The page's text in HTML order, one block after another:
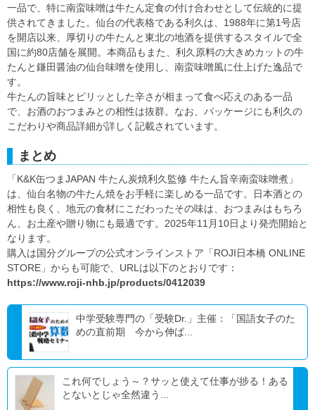
一品で、特に南蛮味噌は牛たん定食の付け合わせとして伝統的に提
供されてきました。仙台の代表格である利久は、1988年に第1号店
を開店以来、厚切りの牛たんと東北の地酒を提供するスタイルで全
国に約80店舗を展開。本商品もまた、利久原料の大きめカットの牛
たんと鎌田醤油の仙台味噌を使用し、南蛮味噌風に仕上げた逸品で
す。
牛たんの旨味とピリッとした辛さが相まって食べ応えのある一品
で、お酒のおつまみとの相性は抜群。なお、パッケージにも利久の
こだわりや商品詳細が詳しく記載されています。
まとめ
「K&K缶つまJAPAN 牛たん炭焼利久監修 牛たん旨辛南蛮味噌煮」
は、仙台名物の牛たん焼をお手軽に楽しめる一品です。日本酒との
相性も良く、地元の食材にこだわったその味は、おつまみはもちろ
ん、お土産や贈り物にも最適です。2025年11月10日より発売開始と
なります。
購入は国分グループの公式オンラインストア「ROJI日本橋 ONLINE
STORE」からも可能で、URLは以下のとおりです：
https://www.roji-nhb.jp/products/0412039
中学受験専門の「受験Dr.」主催：「国語女子のた
めの直前期 今から伸ば...
これ何でしょう～？サッと使えて仕事が捗る！ある
とないとじゃ全然違う...